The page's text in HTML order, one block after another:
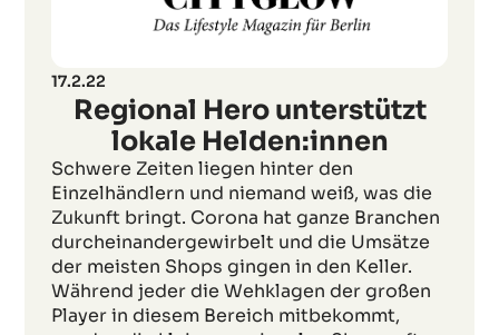
17.2.22
Regional Hero unterstützt
lokale Helden:innen
Schwere Zeiten liegen hinter den
Einzelhändlern und niemand weiß, was die
Zukunft bringt. Corona hat ganze Branchen
durcheinandergewirbelt und die Umsätze
der meisten Shops gingen in den Keller.
Während jeder die Wehklagen der großen
Player in diesem Bereich mitbekommt,